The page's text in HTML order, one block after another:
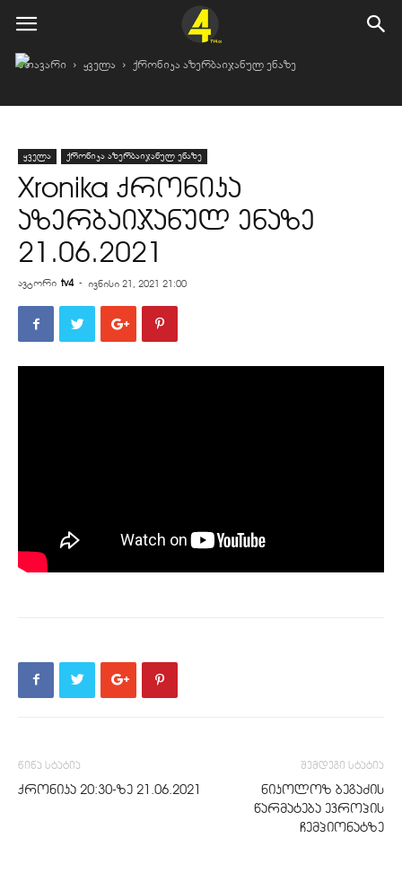
მთავარი ყველა ქრონიკა აზერბაიჯანულ ენაზე
ყველა ქრონიკა აზერბაიჯანულ ენაზე
Xronika ქრონიკა
აზერბაიჯანულ ენაზე
21.06.2021
ავტორი tv4 - ივნისი 21, 2021 21:00
წინა სტატია
ქრონიკა 20:30-ზე 21.06.2021
შემდეგი სტატია
ნიკოლოზ ბეგაძის
წარმატება ევროპის
ჩემპიონატზე